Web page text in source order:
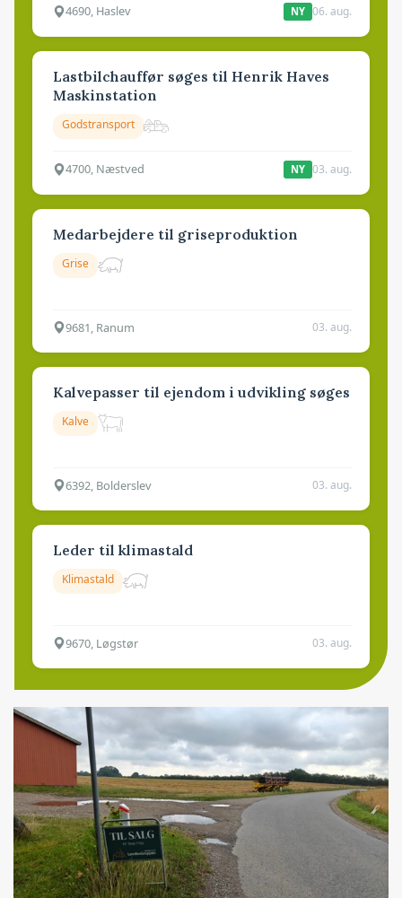
4690, Haslev NY 06. aug.
Lastbilchauffør søges til Henrik Haves
Maskinstation
Godstransport
4700, Næstved NY 03. aug.
Medarbejdere til griseproduktion
Grise
9681, Ranum 03. aug.
Kalvepasser til ejendom i udvikling søges
Kalve
6392, Bolderslev 03. aug.
Leder til klimastald
Klimastald
9670, Løgstør 03. aug.